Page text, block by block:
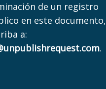
de un registro
en este documento,
a:
.